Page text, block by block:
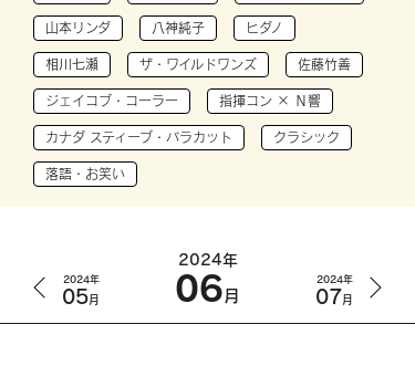
山本リンダ 八神純子 ヒダノ
相川七瀬 ザ・ワイルドワンズ 佐藤竹善
ジェイコブ・コーラー 指揮コン × Ｎ響
カナダ スティーブ・バラカット クラシック
落語・お笑い
2024年
05月
2024年
06月
2024年
07月